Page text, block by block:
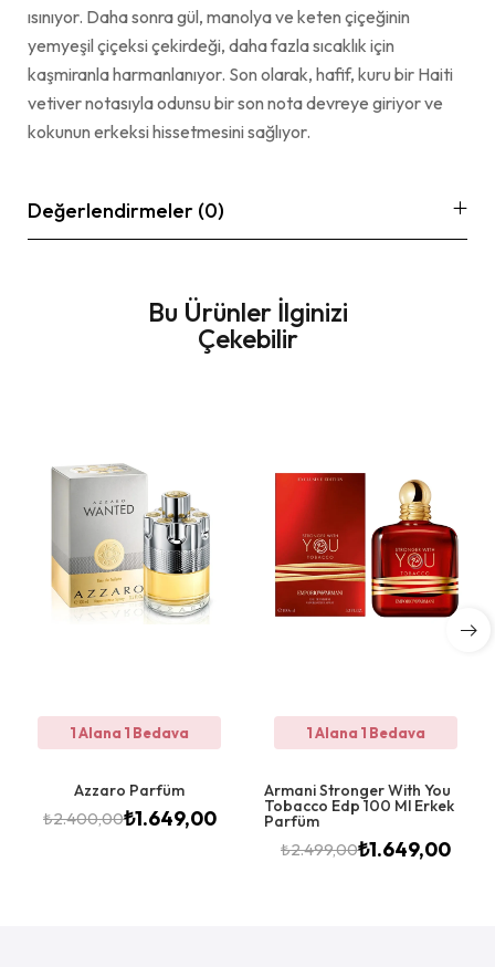
ısınıyor. Daha sonra gül, manolya ve keten çiçeğinin
yemyeşil çiçeksi çekirdeği, daha fazla sıcaklık için
kaşmiranla harmanlanıyor. Son olarak, hafif, kuru bir Haiti
vetiver notasıyla odunsu bir son nota devreye giriyor ve
kokunun erkeksi hissetmesini sağlıyor.
Değerlendirmeler (0)
Bu Ürünler İlginizi
Çekebilir
1 Alana 1 Bedava
Azzaro Parfüm
₺2.400,00₺1.649,00
1 Alana 1 Bedava
Armani Stronger With You
Tobacco Edp 100 Ml Erkek
Parfüm
₺2.499,00₺1.649,00